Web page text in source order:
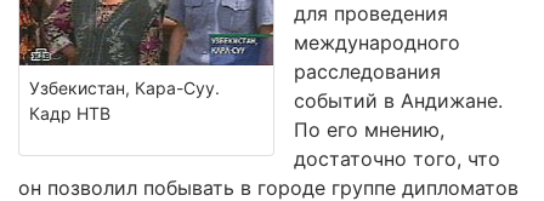
Узбекистан, Кара-Суу.
Кадр НТВ
для проведения
международного
расследования
событий в Андижане.
По его мнению,
достаточно того, что
он позволил побывать в городе группе дипломатов